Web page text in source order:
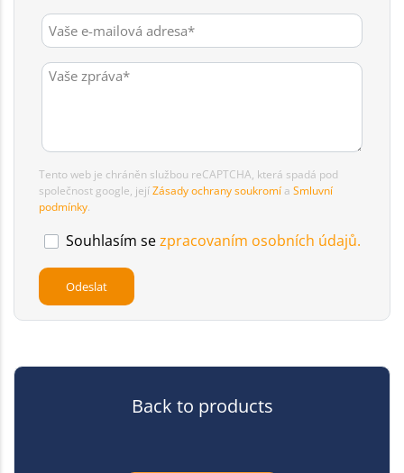
Tento web je chráněn službou reCAPTCHA, která spadá pod
společnost google, jejíZásady ochrany soukromí a Smluvní
podmínky.
Souhlasím sezpracovaním osobních údajů.
Back to products